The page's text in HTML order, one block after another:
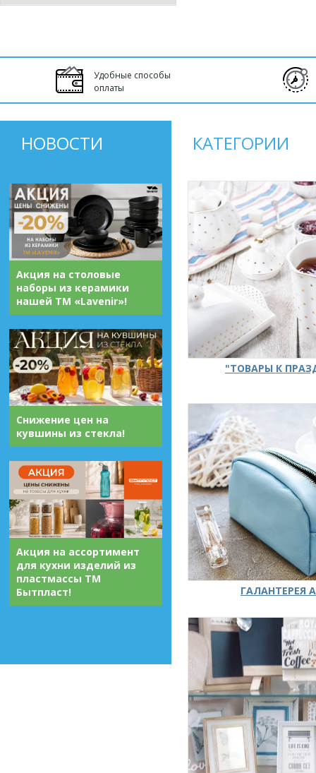
Удобные способы
оплаты
НОВОСТИ
Акция на столовые
наборы из керамики
нашей ТМ «Lavenir»!
Снижение цен на
кувшины из стекла!
Акция на ассортимент
для кухни изделий из
пластмассы ТМ
Бытпласт!
КАТЕГОРИИ
"ТОВАРЫ К
ГАЛАНТЕРЕЯ